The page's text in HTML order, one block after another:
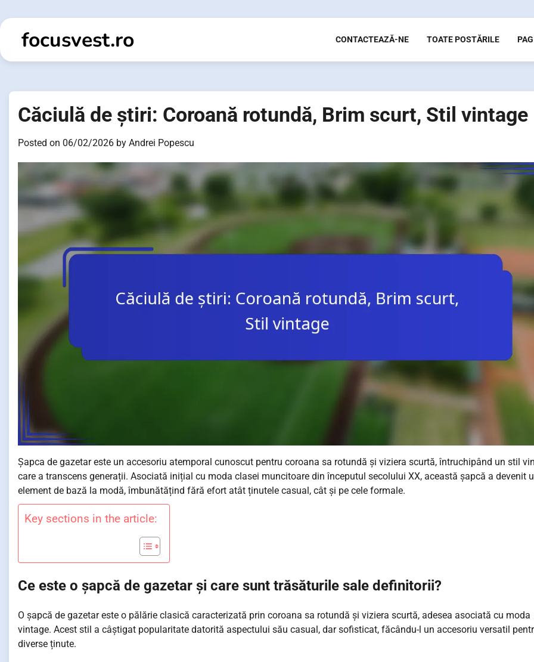
to
contentfocusvest.ro CONTACTEAZĂ-NE TOATE POSTĂRILE
Căciulă de știri: Coroană rotundă, Brim scurt, Stil vintage
Posted on 06/02/2026 by Andrei Popescu
Șapca de gazetar este un accesoriu atemporal cunoscut pentru coroana sa rotundă și viziera scurtă, întruchipând un stil
care a transcens generații. Asociată inițial cu moda clasei muncitoare din începutul secolului XX, această șapcă a devenit
element de bază la modă, îmbunătățind fără efort atât ținutele casual, cât și pe cele formale.
Key sections in the article:
Ce este o șapcă de gazetar și care sunt trăsăturile sale definitorii?
O șapcă de gazetar este o pălărie clasică caracterizată prin coroana sa rotundă și viziera scurtă, adesea asociată cu moda
vintage. Acest stil a câștigat popularitate datorită aspectului său casual, dar sofisticat, făcându-l un accesoriu versatil
diverse ținute.